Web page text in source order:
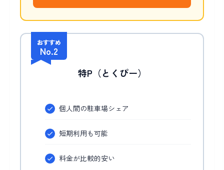
おすすめ
No.2
特P（とくぴー）
個人間の駐車場シェア
短期利用も可能
料金が比較的安い